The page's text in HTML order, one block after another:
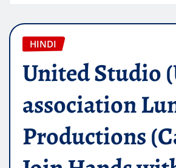
HINDI
United Studio
association
Productions